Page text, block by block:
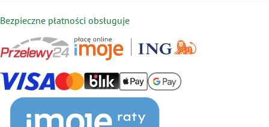
Bezpieczne płatności obsługuje